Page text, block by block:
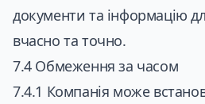
документи та інформацію
вчасно та точно.
7.4 Обмеження за часом
7.4.1 Компанія може